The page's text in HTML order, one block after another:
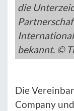
die
International
bekannt. ©
Die
Company